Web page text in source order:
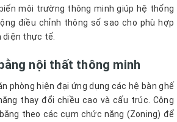
môi trường thông minh giúp hệ thống
điều chỉnh thông số sao cho phù hợp
diện thực tế.
nội thất thông minh
phòng hiện đại ứng dụng các hệ bàn ghế
thay đổi chiều cao và cấu trúc. Công
theo các cụm chức năng (Zoning) để